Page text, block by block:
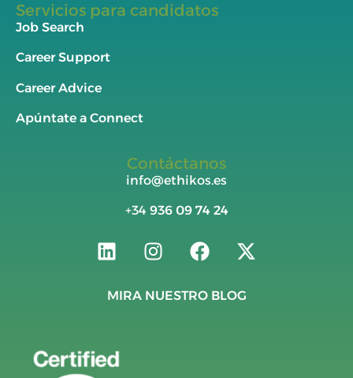
Servicios para candidatos
Job Search
Career Support
Career Advice
Apúntate a Connect
Contáctanos
info@ethikos.es
+34 936 09 74 24
MIRA NUESTRO BLOG